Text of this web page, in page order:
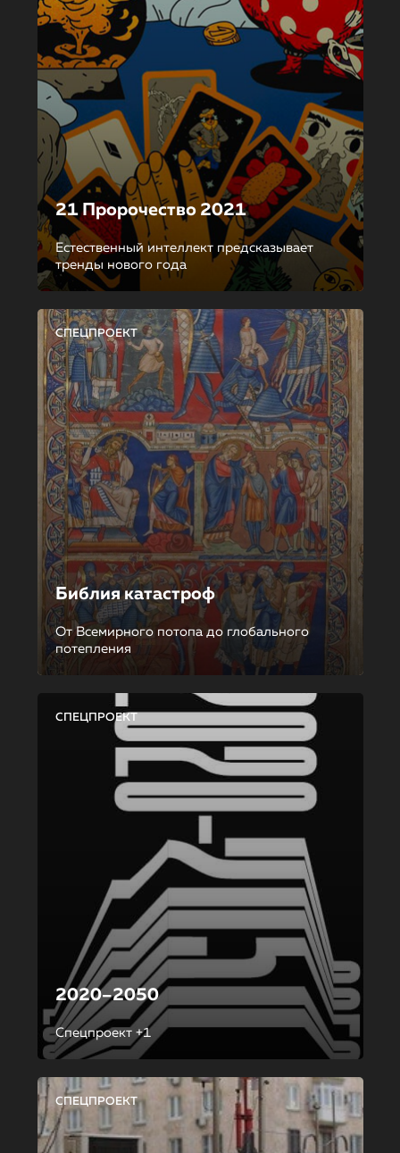
21 Пророчество 2021
Естественный интеллект предсказывает
тренды нового года
СПЕЦПРОЕКТ
Библия катастроф
От Всемирного потопа до глобального
потепления
СПЕЦПРОЕКТ
2020–2050
Спецпроект +1
СПЕЦПРОЕКТ